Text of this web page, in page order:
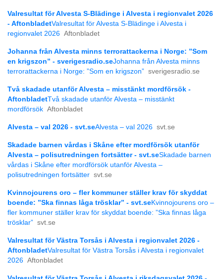
Valresultat för Alvesta S-Blädinge i Alvesta i regionvalet 2026
- AftonbladetValresultat för Alvesta S-Blädinge i Alvesta i
regionvalet 2026 Aftonbladet
Johanna från Alvesta minns terrorattackerna i Norge: ”Som
en krigszon” - sverigesradio.seJohanna från Alvesta minns
terrorattackerna i Norge: ”Som en krigszon” sverigesradio.se
Två skadade utanför Alvesta – misstänkt mordförsök -
AftonbladetTvå skadade utanför Alvesta – misstänkt
mordförsök Aftonbladet
Alvesta – val 2026 - svt.seAlvesta – val 2026 svt.se
Skadade barnen vårdas i Skåne efter mordförsök utanför
Alvesta – polisutredningen fortsätter - svt.seSkadade barnen
vårdas i Skåne efter mordförsök utanför Alvesta –
polisutredningen fortsätter svt.se
Kvinnojourens oro – fler kommuner ställer krav för skyddat
boende: ”Ska finnas låga trösklar” - svt.seKvinnojourens oro –
fler kommuner ställer krav för skyddat boende: ”Ska finnas låga
trösklar” svt.se
Valresultat för Västra Torsås i Alvesta i regionvalet 2026 -
AftonbladetValresultat för Västra Torsås i Alvesta i regionvalet
2026 Aftonbladet